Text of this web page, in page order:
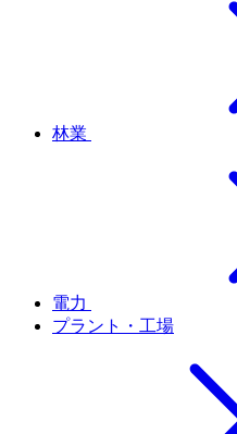
林業
電力
プラント・工場